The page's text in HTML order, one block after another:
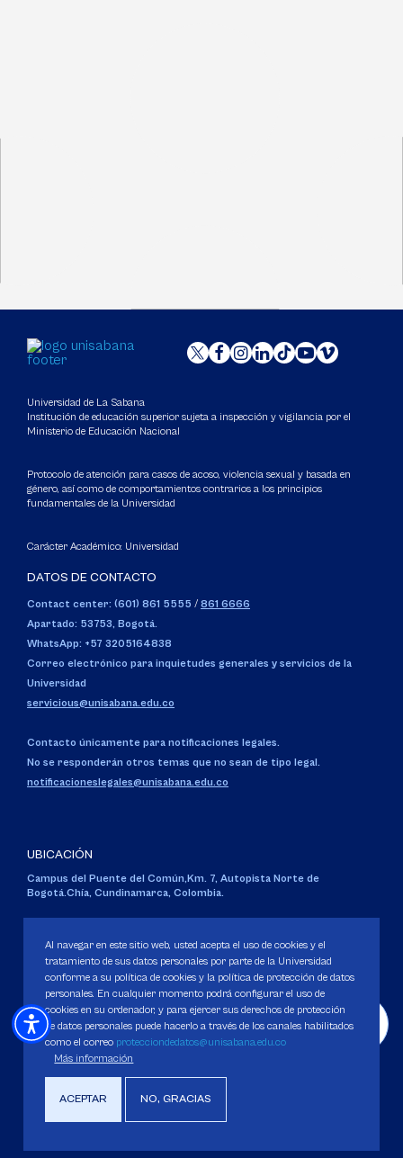
Universidad de La Sabana
Institución de educación superior sujeta a inspección y vigilancia por el
Ministerio de Educación Nacional
Protocolo de atención para casos de acoso, violencia sexual y basada en
género, así como de comportamientos contrarios a los principios
fundamentales de la Universidad
Carácter Académico: Universidad
DATOS DE CONTACTO
Contact center: (601) 861 5555 / 861 6666
Apartado: 53753, Bogotá.
WhatsApp: +57 3205164838
Correo electrónico para inquietudes generales y servicios de la
Universidad
servicious@unisabana.edu.co
Contacto únicamente para notificaciones legales.
No se responderán otros temas que no sean de tipo legal.
notificacioneslegales@unisabana.edu.co
UBICACIÓN
Campus del Puente del Común,Km. 7, Autopista Norte de
Bogotá.Chía, Cundinamarca, Colombia.
Personería Jurídica:Resolución 130 del 14 de enero de 1980.
Ministerio de Educación Nacional.
Política de Protección de datos
Derechos Pecuniarios
Al navegar en este sitio web, usted acepta el uso de cookies y el
tratamiento de sus datos personales por parte de la Universidad
conforme a su política de cookies y la política de protección de datos
personales. En cualquier momento podrá configurar el uso de
cookies en su ordenador, y para ejercer sus derechos de protección
de datos personales puede hacerlo a través de los canales habilitados
como el correo protecciondedatos@unisabana.edu.co
Más información
ACEPTAR NO, GRACIAS